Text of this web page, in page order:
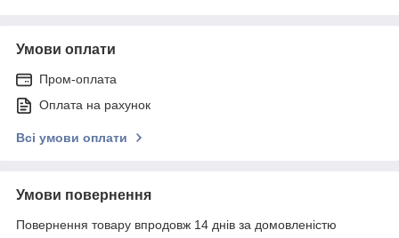
Умови оплати
Пром-оплата
Оплата на рахунок
Всі умови оплати
Умови повернення
Повернення товару впродовж 14 днів за домовленістю